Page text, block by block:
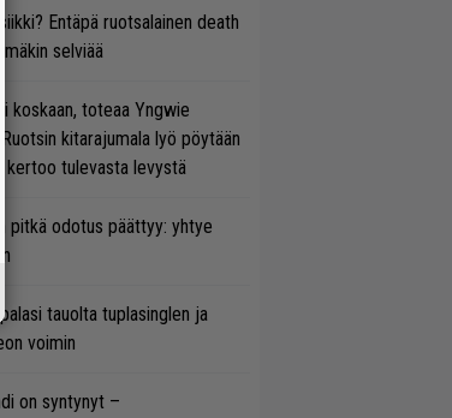
Entäpä ruotsalainen death
selviää
koskaan, toteaa Yngwie
kitarajumala lyö pöytään
kertoo tulevasta levystä
pitkä odotus päättyy: yhtye
palasi tauolta tuplasinglen ja
voimin
on syntynyt –